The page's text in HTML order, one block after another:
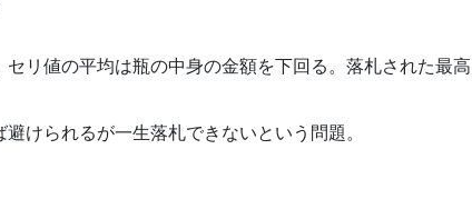
リ値の平均は瓶の中身の金額を下回る。落札された最高
けられるが一生落札できないという問題。